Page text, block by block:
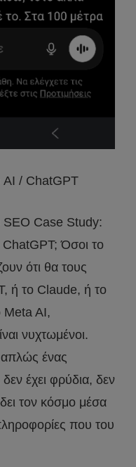
AI / ChatGPT
SEO Case Study:
ChatGPT; Όσοι το
ότι θα τους
ή το Claude, ή το
Meta AI,
νυχτωμένοι.
απλώς ένας
έχει φρύδια, δεν
τον κόσμο μέσα
που του